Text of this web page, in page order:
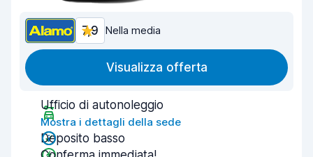
7,9 Nella media
Visualizza offerta
Ufficio di autonoleggio
Mostra i dettagli della sede
Deposito basso